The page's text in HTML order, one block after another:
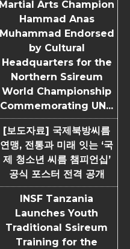
Martial Arts Champion
Hammad Anas
Muhammad Endorsed
by Cultural
Headquarters for the
Northern Ssireum
World Championship
Commemorating UN...
[보도자료] 국제북방씨름
연맹, 전통과 미래 잇는 ‘국
제 청소년 씨름 챔피언십’
공식 포스터 전격 공개
INSF Tanzania
Launches Youth
Traditional Ssireum
Training for the